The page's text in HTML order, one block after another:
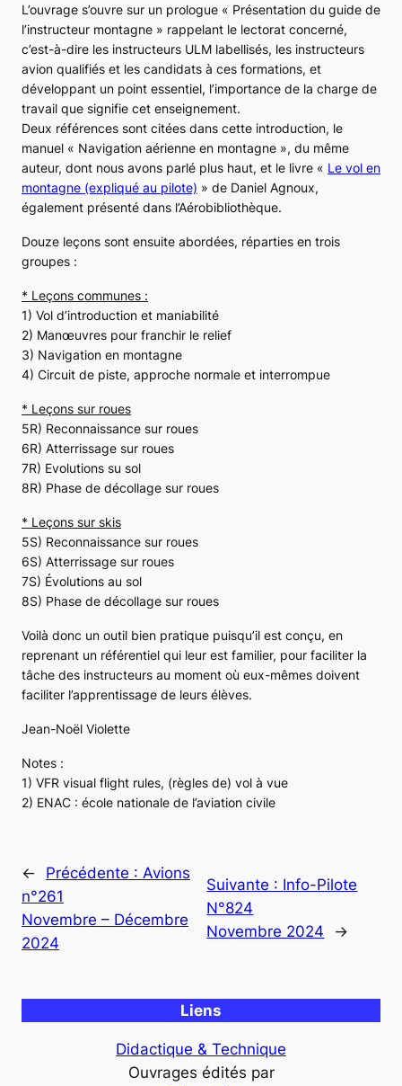
L’ouvrage s’ouvre sur un prologue « Présentation du guide de
l’instructeur montagne » rappelant le lectorat concerné,
c’est-à-dire les instructeurs ULM labellisés, les instructeurs
avion qualifiés et les candidats à ces formations, et
développant un point essentiel, l’importance de la charge de
travail que signifie cet enseignement.
Deux références sont citées dans cette introduction, le
manuel « Navigation aérienne en montagne », du même
auteur, dont nous avons parlé plus haut, et le livre « Le vol en
montagne (expliqué au pilote) » de Daniel Agnoux,
également présenté dans l’Aérobibliothèque.
Douze leçons sont ensuite abordées, réparties en trois
groupes :
* Leçons communes :
1) Vol d’introduction et maniabilité
2) Manœuvres pour franchir le relief
3) Navigation en montagne
4) Circuit de piste, approche normale et interrompue
* Leçons sur roues
5R) Reconnaissance sur roues
6R) Atterrissage sur roues
7R) Evolutions su sol
8R) Phase de décollage sur roues
* Leçons sur skis
5S) Reconnaissance sur roues
6S) Atterrissage sur roues
7S) Évolutions au sol
8S) Phase de décollage sur roues
Voilà donc un outil bien pratique puisqu’il est conçu, en
reprenant un référentiel qui leur est familier, pour faciliter la
tâche des instructeurs au moment où eux-mêmes doivent
faciliter l’apprentissage de leurs élèves.
Jean-Noël Violette
Notes :
1) VFR visual flight rules, (règles de) vol à vue
2) ENAC : école nationale de l’aviation civile
← Précédente : Avions
n°261
Novembre – Décembre
2024
Suivante : Info-Pilote
N°824
Novembre 2024
→
Liens
Didactique & Technique
Ouvrages édités par